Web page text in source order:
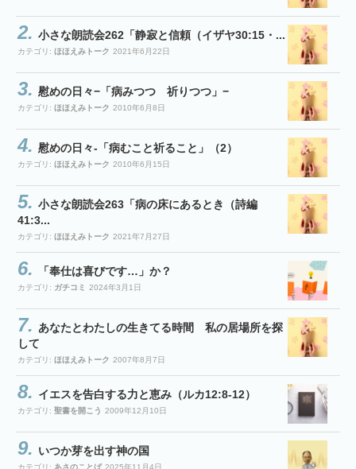
小さな朗読会262「静寂と信頼（イザヤ30:15・...
カテゴリ: ほほえみトーク 2021年6月22日
慰めの日々−「病みつつ 祈りつつ」−
カテゴリ: ほほえみトーク 2010年6月8日
慰めの日々-「病むこと祈ること」（2）
カテゴリ: ほほえみトーク 2010年6月15日
小さな朗読会263「病の床にあるとき（詩編
41:3...
カテゴリ: ほほえみトーク 2021年7月27日
「奉仕は喜びです…」か？
カテゴリ: ガチコミ 2024年3月1日
あなたとわたしの生きてる時間 私の居場所を探
して
カテゴリ: ほほえみトーク 2007年8月7日
イエスを告白する力と恵み（ルカ12:8-12）
カテゴリ: 聖書を開こう 2009年12月10日
いつか芽を出す神の国
カテゴリ: あさのことば 2025年11月4日